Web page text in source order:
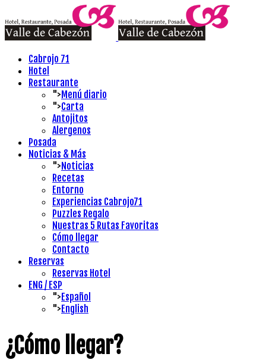
Cabrojo 71
Hotel
Restaurante
"> Menú diario
">Carta
Antojitos
Alergenos
Posada
Noticias & Más
">Noticias
Recetas
Entorno
Experiencias Cabrojo71
Puzzles Regalo
Nuestras 5 Rutas Favoritas
Cómo llegar
Contacto
Reservas
Reservas Hotel
ENG / ESP
"> Español
"> English
¿Cómo llegar?